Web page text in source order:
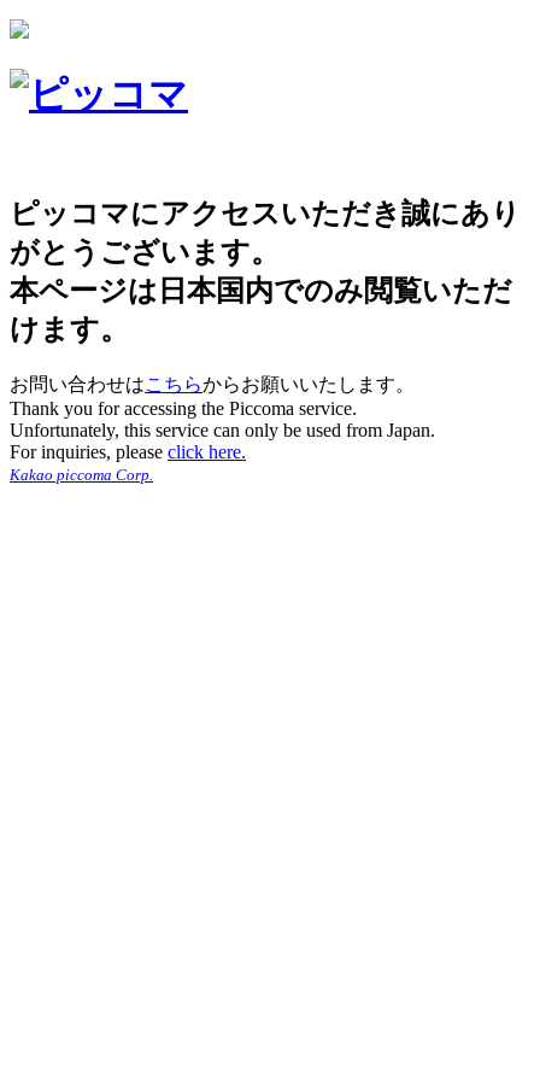
ピッコマにアクセスいただき誠にあり
がとうございます。
本ページは日本国内でのみ閲覧いただ
けます。
お問い合わせはこちらからお願いいたします。
Thank you for accessing the Piccoma service.
Unfortunately, this service can only be used from Japan.
For inquiries, please click here.
Kakao piccoma Corp.